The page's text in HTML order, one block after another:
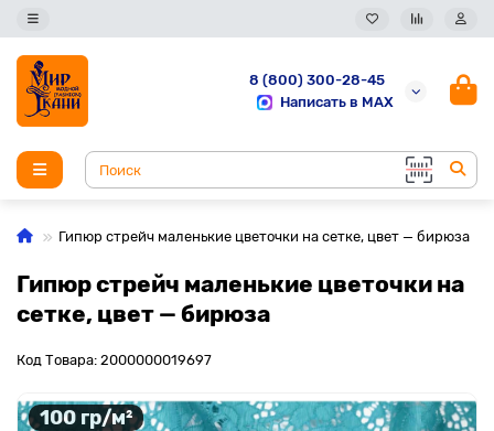
8 (800) 300-28-45
Написать в MAX
Гипюр стрейч маленькие цветочки на сетке, цвет — бирюза
Гипюр стрейч маленькие цветочки на
сетке, цвет — бирюза
Код Товара: 2000000019697
100 гр/м²